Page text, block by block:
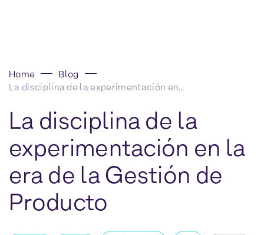
Home
Blog
La disciplina de la experimentación en la era de la Gestión de Producto
La disciplina de la
experimentación en la
era de la Gestión de
Producto